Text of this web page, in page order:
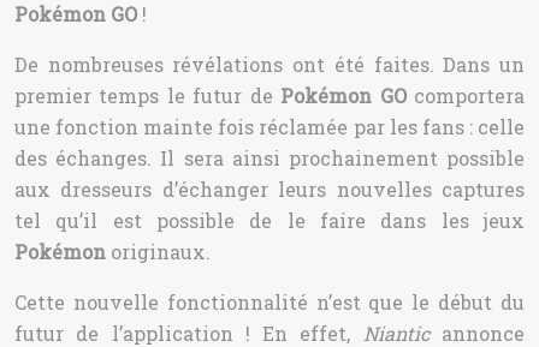
Pokémon GO !
De nombreuses révélations ont été faites. Dans un
premier temps le futur de Pokémon GOcomportera
une fonction mainte fois réclamée par les fans : celle
des échanges. Il sera ainsi prochainement possible
aux dresseurs d’échanger leurs nouvelles captures
tel qu’il est possible de le faire dans les jeux
Pokémon originaux.
Cette nouvelle fonctionnalité n’est que le début du
futur de l’application ! En effet,
Nianticannonce